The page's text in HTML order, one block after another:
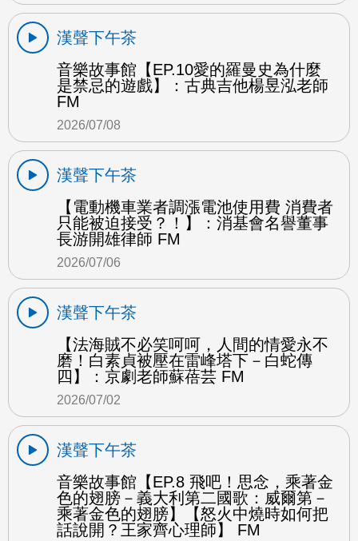
漢聲下午茶
音樂故事館【EP.10愛的羅曼史為什麼
是禁忌的遊戲】：古典吉他楊昱泓老師
FM
2026/07/08
漢聲下午茶
【電動機車業者調漲電池使用費 消費者
只能被迫接受？！】：消基會名譽董事
長游開雄律師 FM
2026/07/06
漢聲下午茶
【法海賊不必笑呵呵，人間的情愛永不
磨！白素貞被壓在雷峰塔下－白蛇傳
四】：京劇老師蘇蓓芸 FM
2026/07/02
漢聲下午茶
音樂故事館【EP.8 飛吧！思念，乘著金
色的翅膀－義大利第二國歌：威爾第－
乘著金色的翅膀】【怒火中燒時如何把
話說開？王家齊心理師】 FM